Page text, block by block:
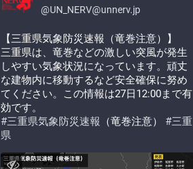
@UN_NERV@unnerv.jp
【三重県気象防災速報（竜巻注意）】
三重県は、竜巻などの激しい突風が発生
しやすい気象状況になっています。頑丈
な建物内に移動するなど安全確保に努め
てください。この情報は27日12:00まで有
効です。
#三重県気象防災速報 （竜巻注意） #三重
県